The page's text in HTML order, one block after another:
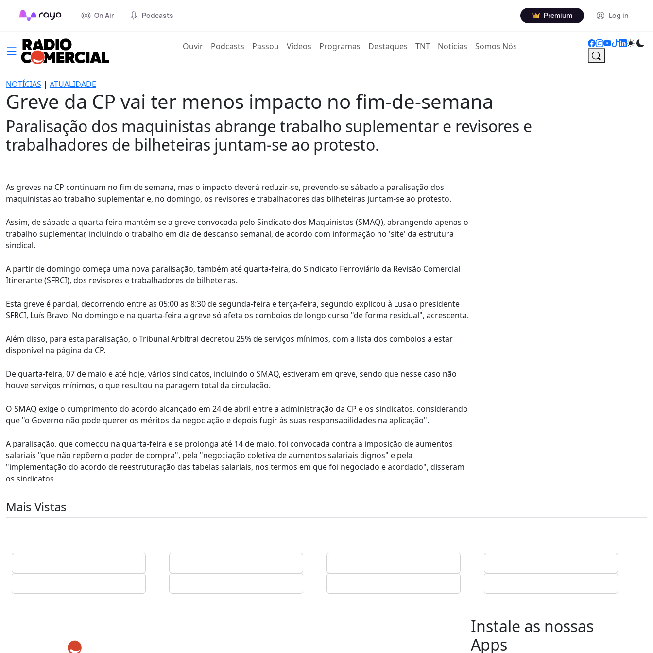
On Air Podcasts Premium Log in
Ouvir(current)
Podcasts Passou Vídeos Programas Destaques TNT Notícias Somos Nós
NOTÍCIAS | ATUALIDADE
Greve da CP vai ter menos impacto no fim-de-semana
Paralisação dos maquinistas abrange trabalho suplementar e revisores e
trabalhadores de bilheteiras juntam-se ao protesto.
As greves na CP continuam no fim de semana, mas o impacto deverá reduzir-se, prevendo-se sábado a paralisação dos
maquinistas ao trabalho suplementar e, no domingo, os revisores e trabalhadores das bilheteiras juntam-se ao protesto.
Assim, de sábado a quarta-feira mantém-se a greve convocada pelo Sindicato dos Maquinistas (SMAQ), abrangendo apenas o
trabalho suplementar, incluindo o trabalho em dia de descanso semanal, de acordo com informação no 'site' da estrutura
sindical.
A partir de domingo começa uma nova paralisação, também até quarta-feira, do Sindicato Ferroviário da Revisão Comercial
Itinerante (SFRCI), dos revisores e trabalhadores de bilheteiras.
Esta greve é parcial, decorrendo entre as 05:00 as 8:30 de segunda-feira e terça-feira, segundo explicou à Lusa o presidente
SFRCI, Luís Bravo. No domingo e na quarta-feira a greve só afeta os comboios de longo curso "de forma residual", acrescenta.
Além disso, para esta paralisação, o Tribunal Arbitral decretou 25% de serviços mínimos, com a lista dos comboios a estar
disponível na página da CP.
De quarta-feira, 07 de maio e até hoje, vários sindicatos, incluindo o SMAQ, estiveram em greve, sendo que nesse caso não
houve serviços mínimos, o que resultou na paragem total da circulação.
O SMAQ exige o cumprimento do acordo alcançado em 24 de abril entre a administração da CP e os sindicatos, considerando
que "o Governo não pode querer os méritos da negociação e depois fugir às suas responsabilidades na aplicação".
A paralisação, que começou na quarta-feira e se prolonga até 14 de maio, foi convocada contra a imposição de aumentos
salariais "que não repõem o poder de compra", pela "negociação coletiva de aumentos salariais dignos" e pela
"implementação do acordo de reestruturação das tabelas salariais, nos termos em que foi negociado e acordado", disseram
os sindicatos.
Mais Vistas
Instale as nossas
Apps